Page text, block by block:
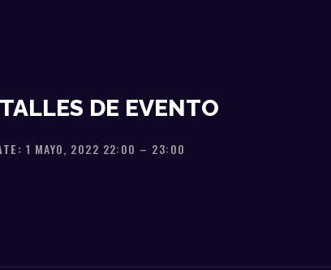
DE EVENTO
1 MAYO, 2022 22:00 – 23:00